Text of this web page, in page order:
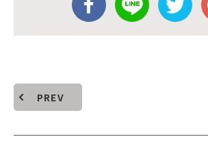
PREV